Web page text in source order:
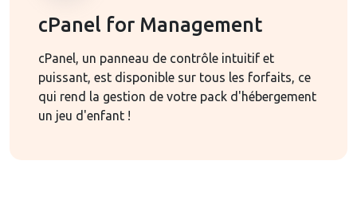
cPanel for Management
cPanel, un panneau de contrôle intuitif et
puissant, est disponible sur tous les forfaits, ce
qui rend la gestion de votre pack d'hébergement
un jeu d'enfant !